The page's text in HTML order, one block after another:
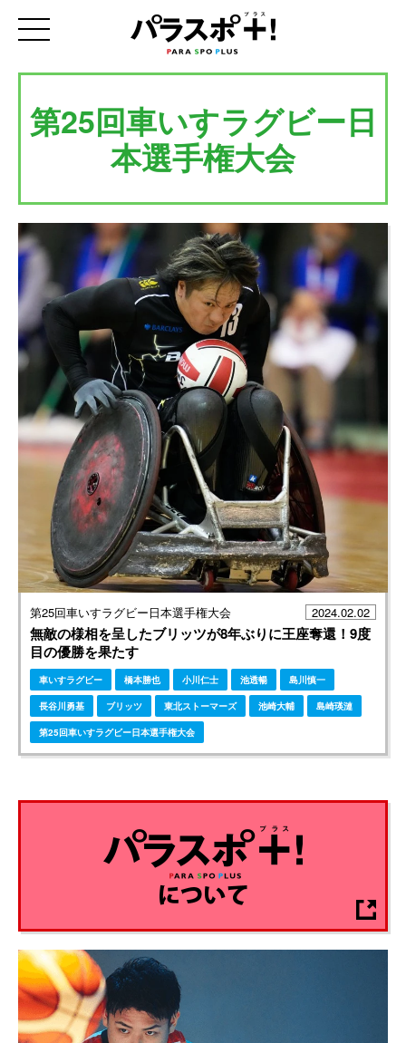
第25回車いすラグビー日
本選手権大会
第25回車いすラグビー日本選手権大会 2024.02.02
無敵の様相を呈したブリッツが8年ぶりに王座奪還！9度
目の優勝を果たす
車いすラグビー 橋本勝也 小川仁士 池透暢 島川慎一
長谷川勇基 ブリッツ 東北ストーマーズ 池崎大輔 島崎瑛漣
第25回車いすラグビー日本選手権大会